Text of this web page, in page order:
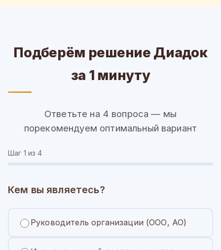
Подберём решение Диадок
за 1 минуту
Ответьте на 4 вопроса — мы
порекомендуем оптимальный вариант
Шаг 1 из 4
Кем вы являетесь?
Руководитель организации (ООО, АО)